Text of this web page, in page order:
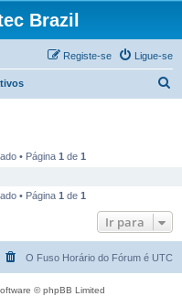
Brazil
Ligue-se
Registe-se
s
r
• Página 1 de 1
• Página 1 de 1
Ir para
O Fuso Horário do Fórum é UTC
© phpBB Limited